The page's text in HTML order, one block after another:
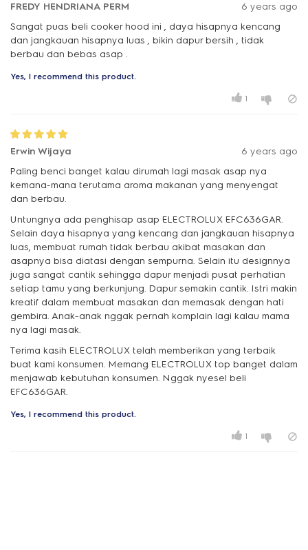
FREDY HENDRIANA PERM
6 years ago
Sangat puas beli cooker hood ini , daya hisapnya kencang
dan jangkauan hisapnya luas , bikin dapur bersih , tidak
berbau dan bebas asap .
Yes, I recommend this product.
1
Erwin Wijaya
6 years ago
Paling benci banget kalau dirumah lagi masak asap nya
kemana-mana terutama aroma makanan yang menyengat
dan berbau.
Untungnya ada penghisap asap ELECTROLUX EFC636GAR.
Selain daya hisapnya yang kencang dan jangkauan hisapnya
luas, membuat rumah tidak berbau akibat masakan dan
asapnya bisa diatasi dengan sempurna. Selain itu designnya
juga sangat cantik sehingga dapur menjadi pusat perhatian
setiap tamu yang berkunjung. Dapur semakin cantik. Istri makin
kreatif dalam membuat masakan dan memasak dengan hati
gembira. Anak-anak nggak pernah komplain lagi kalau mama
nya lagi masak.
Terima kasih ELECTROLUX telah memberikan yang terbaik
buat kami konsumen. Memang ELECTROLUX top banget dalam
menjawab kebutuhan konsumen. Nggak nyesel beli
EFC636GAR.
Yes, I recommend this product.
1